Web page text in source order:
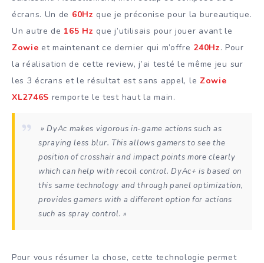
écrans. Un de 60Hz que je préconise pour la bureautique.
Un autre de 165 Hz que j’utilisais pour jouer avant le
Zowie et maintenant ce dernier qui m’offre 240Hz. Pour
la réalisation de cette review, j’ai testé le même jeu sur
les 3 écrans et le résultat est sans appel, le Zowie
XL2746S remporte le test haut la main.
» DyAc makes vigorous in-game actions such as
spraying less blur. This allows gamers to see the
position of crosshair and impact points more clearly
which can help with recoil control. DyAc+ is based on
this same technology and through panel optimization,
provides gamers with a different option for actions
such as spray control. »
Pour vous résumer la chose, cette technologie permet